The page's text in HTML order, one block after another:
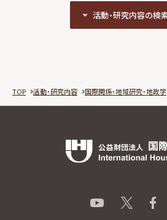
活動・研究内容の検
活動・研究内容の検
TOP 活動・研究内容 国際関係・地域研究・地政学